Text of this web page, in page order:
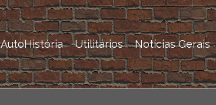
AutoHistória Utilitários Notícias Gerais